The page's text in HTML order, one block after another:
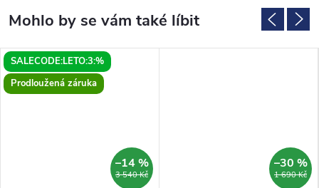
SALECODE:LETO:3:%
Prodloužená záruka
3 540 Kč
–14 %
1 690 Kč
–30 %